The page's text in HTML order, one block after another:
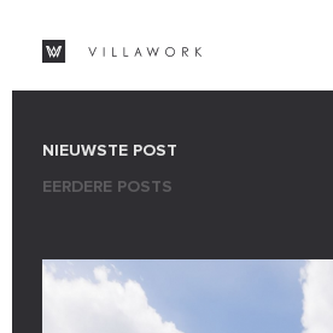
NIEUWSTE POST
EERDERE POSTS